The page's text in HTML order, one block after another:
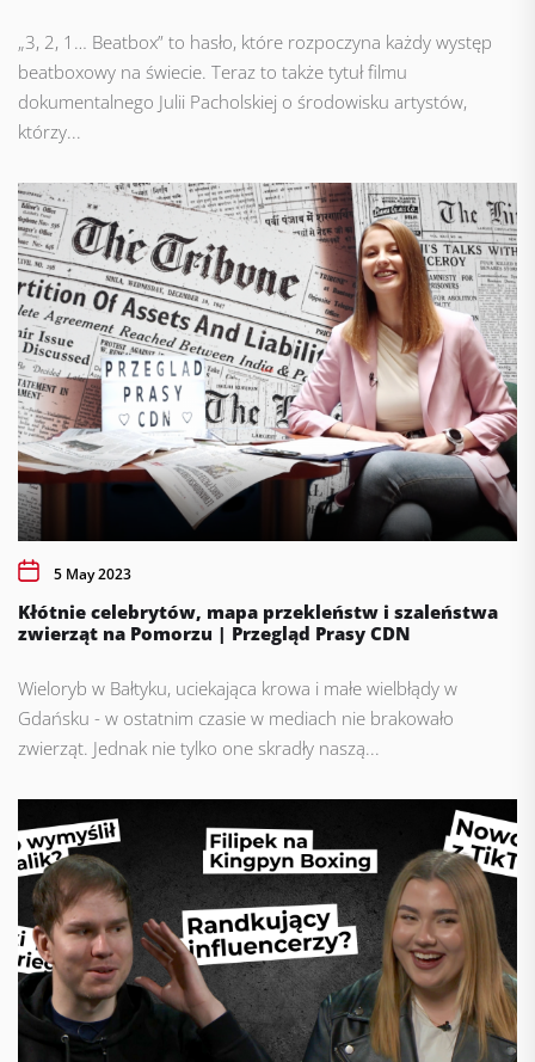
„3, 2, 1… Beatbox” to hasło, które rozpoczyna każdy występ
beatboxowy na świecie. Teraz to także tytuł filmu
dokumentalnego Julii Pacholskiej o środowisku artystów,
którzy...
5 May 2023
Kłótnie celebrytów, mapa przekleństw i szaleństwa
zwierząt na Pomorzu | Przegląd Prasy CDN
Wieloryb w Bałtyku, uciekająca krowa i małe wielbłądy w
Gdańsku - w ostatnim czasie w mediach nie brakowało
zwierząt. Jednak nie tylko one skradły naszą...